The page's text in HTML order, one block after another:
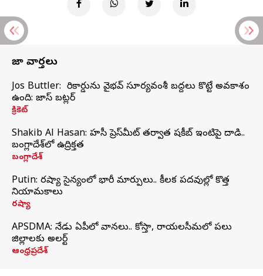
తాజా వార్తలు
Jos Buttler: నా రికార్డును వైభవ్ సూర్యవంశీ బద్దలు కొట్టే అవకాశం
ఉంది: జాస్ బట్లర్
క్రికెట్
Shakib Al Hasan: హసీనా ప్రెస్‌మీట్‌ తర్వాత షకీబ్‌ ఇంటిపై దాడి..
బంగ్లాదేశ్‌లో ఉద్రిక్తత
బంగ్లాదేశ్
Putin: రష్యా సైన్యంలో భారీ మార్పులు.. కీలక పదవుల్లో కొత్త
నియామకాలు
రష్యా
APSDMA: నేడు ఏపీలో వానలు.. కోస్తా, రాయలసీమలో పలు
జిల్లాలకు అలర్ట్
ఆంధ్రప్రదేశ్